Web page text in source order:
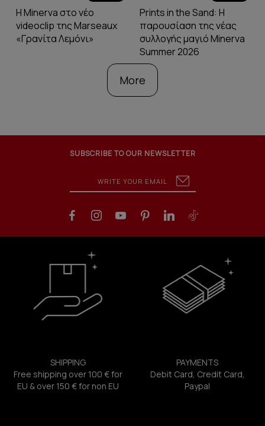
Η Minerva στο νέο
videoclip της Marseaux
«Γρανίτα Λεμόνι»
Prints in the Sand: Η
παρουσίαση της νέας
συλλογής μαγιό Minerva
Summer 2026
More
SUBSCRIBE TO OUR NEWSLETTER
SHIPPING
Free shipping over 100 € for
EU & over 150 € for non EU
PAYMENTS
Debit Card, Credit Card,
Paypal